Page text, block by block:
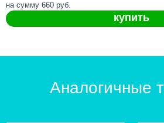
на сумму 660 руб.
купить
Аналогичные